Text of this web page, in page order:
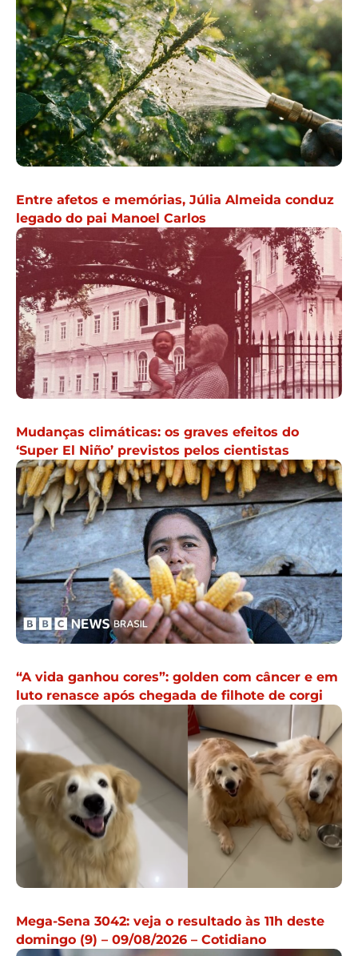
Entre afetos e memórias, Júlia Almeida conduz
legado do pai Manoel Carlos
Mudanças climáticas: os graves efeitos do
‘Super El Niño’ previstos pelos cientistas
“A vida ganhou cores”: golden com câncer e em
luto renasce após chegada de filhote de corgi
Mega-Sena 3042: veja o resultado às 11h deste
domingo (9) – 09/08/2026 – Cotidiano